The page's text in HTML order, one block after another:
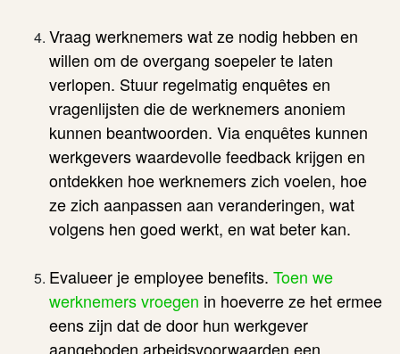
Vraag werknemers wat ze nodig hebben en
willen om de overgang soepeler te laten
verlopen. Stuur regelmatig enquêtes en
vragenlijsten die de werknemers anoniem
kunnen beantwoorden. Via enquêtes kunnen
werkgevers waardevolle feedback krijgen en
ontdekken hoe werknemers zich voelen, hoe
ze zich aanpassen aan veranderingen, wat
volgens hen goed werkt, en wat beter kan.
Evalueer je employee benefits. Toen we
werknemers vroegen in hoeverre ze het ermee
eens zijn dat de door hun werkgever
aangeboden arbeidsvoorwaarden een